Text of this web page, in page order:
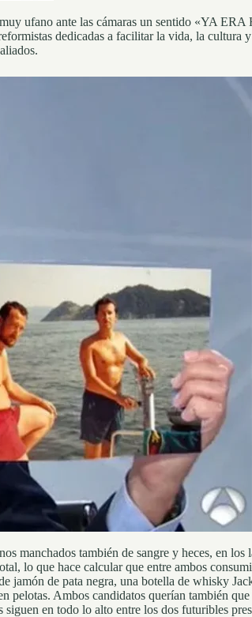
ufano ante las cámaras un sentido «YA
dedicadas a facilitar la vida, la cultura
manchados también de sangre y heces, en los
lo que hace calcular que entre ambos
jamón de pata negra, una botella de whisky
pelotas. Ambos candidatos querían también
en todo lo alto entre los dos futuribles